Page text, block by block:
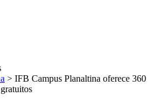
> IFB Campus Planaltina oferece 360